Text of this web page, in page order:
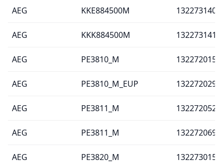
AEG KKE884500M 132273140
AEG KKK884500M 132273141
AEG PE3810_M 132272015
AEG PE3810_M_EUP 132272029
AEG PE3811_M 132272052
AEG PE3811_M 132272069
AEG PE3820_M 132273015